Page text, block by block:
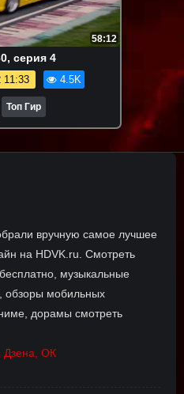
58:12
серия 4
11:33 4.5K
Топ Гир
вручную самое лучшее
на HDVK.ru. Смотреть
музыкальные
обзоры мобильных
дорамы смотреть
Дзена, ОК